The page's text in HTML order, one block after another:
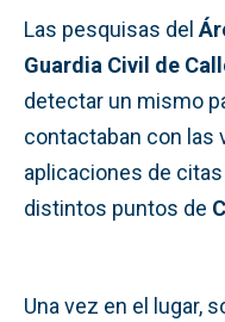
Las pesquisas del
Guardia Civil de
detectar un mismo
contactaban con las
aplicaciones de
distintos puntos de
Una vez en el lugar,